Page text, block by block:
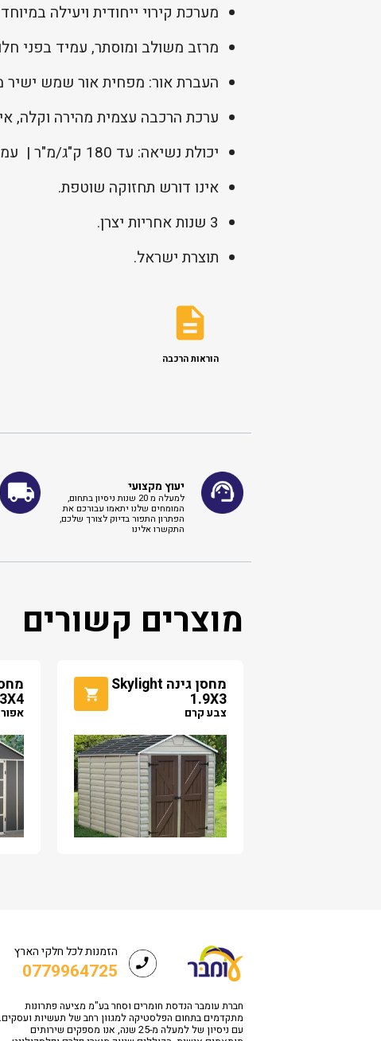
מערכת קירוי ייחודית ויעילה
מרזב משולב ומוסתר, עמיד בפני
העברת אור: מפחית אור שמש ישיר מבלי
ערכת הרכבה עצמית מהירה וקלה,
יכולת נשיאה: עד 180 ק"ג/מ"ר | עמידות רוח: עד 150 קמ"ש.
אינו דורש תחזוקה שוטפת.
3 שנות אחריות יצרן.
תוצרת ישראל.
הוראות הרכבה
יעוץ מקצועי
למעלה מ 20 שנות ניסיון בתחום,
המומחים שלנו יתאמו עבורכם את
הפתרון התפור בדיוק לצורך שלכם,
התקשרו אלינו ​
מוצרים קשורים
מחסן גינה Skylight
1.9X3
צבע קרם
הזמנות לכל חלקי הארץ
0779964725
חברת עומבר הנדסת חומרים וסחר בע"מ מציעה פתרונות
מתקדמים בתחום הפלסטיקה למגוון רחב של תעשיות ועסקים.
עם ניסיון של למעלה מ-25 שנה, אנו מספקים שירותים